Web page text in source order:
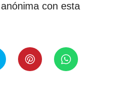
con esta